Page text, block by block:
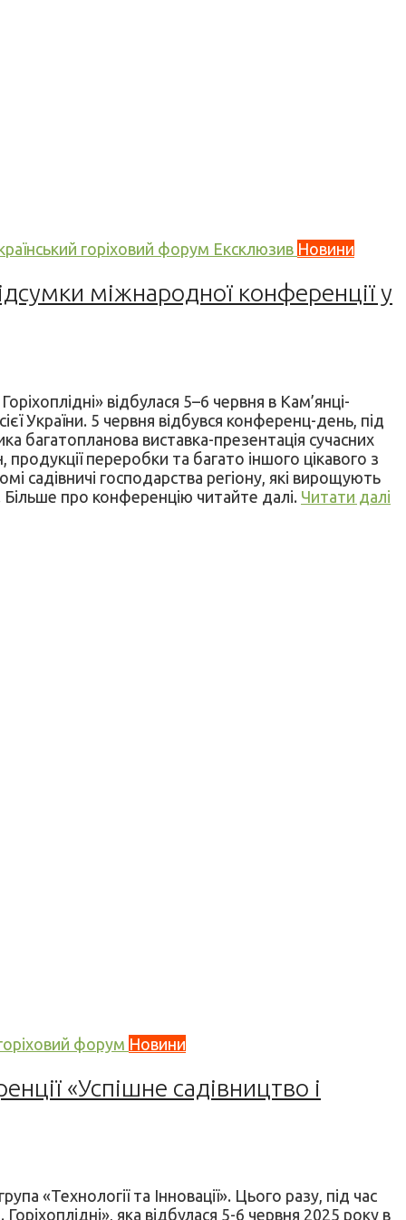
горіховий форум Ексклюзив Новини
міжнародної конференції у
відбулася 5–6 червня в Кам’янці-
України. 5 червня відбувся конференц-день, під
багатопланова виставка-презентація сучасних
переробки та багато іншого цікавого з
садівничі господарства регіону, які вирощують
Більше про конференцію читайте далі. Читати далі
форум Новини
«Успішне садівництво і
«Технології та Інновації». Цього разу, під час
яка відбулася 5-6 червня 2025 року в